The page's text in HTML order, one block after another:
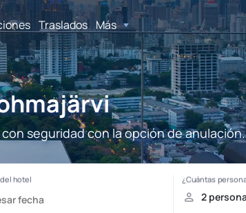
Traslados Más
seguridad con la opción de anulación.